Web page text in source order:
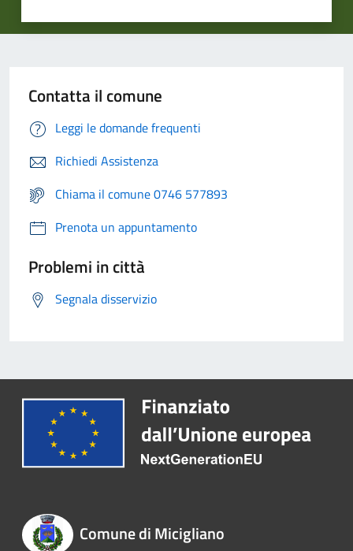
Contatta il comune
Leggi le domande frequenti
Richiedi Assistenza
Chiama il comune 0746 577893
Prenota un appuntamento
Problemi in città
Segnala disservizio
Comune di Micigliano